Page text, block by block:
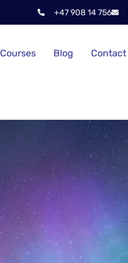
+47 908 14 756
Courses Blog Contact